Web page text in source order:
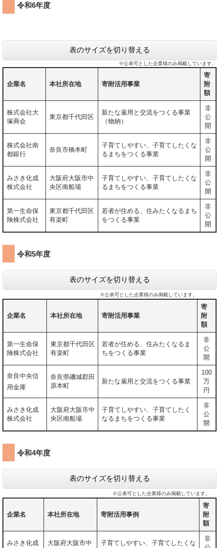
令和6年度
表のサイズを切り替える
※公表可とした企業様のみ掲載しています。
企業名 本社所在地 寄附活用事業
寄
附
額
株式会社大
塚商会
東京都千代田区
新たな雇用と交流をつくる事業
（物納）
非
公
開
株式会社南
都銀行
奈良市橋本町
子育てしやすい、子育てしたくな
るまちをつくる事業
非
公
開
みさき化成
株式会社
大阪府大阪市中
央区南船場
子育てしやすい、子育てしたくな
るまちをつくる事業
非
公
開
第一生命保
険株式会社
東京都千代田区
有楽町
若者が住める、住みたくなるまち
をつくる事業
非
公
開
令和5年度
表のサイズを切り替える
※公表可とした企業様のみ掲載しています。
企業名 本社所在地 寄附活用事業
寄
附
額
第一生命保
険株式会社
東京都千代田区
有楽町
若者が住める、住みたくなるま
ちをつくる事業
非
公
開
奈良中央信
用金庫
奈良県磯城郡田
原本町
新たな雇用と交流をつくる事業
100
万
円
みさき化成
株式会社
大阪府大阪市中
央区南船場
子育てしやすい、子育てしたく
なるまちをつくる事業
非
公
開
令和4年度
表のサイズを切り替える
※公表可とした企業様のみ掲載しています。
企業名 本社所在地 寄附活用事例
寄
附
額
みさき化成 大阪府大阪市中 子育てしやすい、子育てしたくな
非